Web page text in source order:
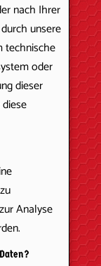
nach Ihrer
unsere
technische
oder
dieser
Analyse